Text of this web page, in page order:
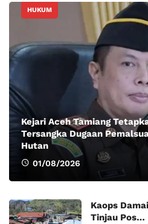
HUKUM
Kejari Aceh Tamiang
Tersangka Dugaan
Hutan
01/08/2026
Kaops
Tinjau Pos…